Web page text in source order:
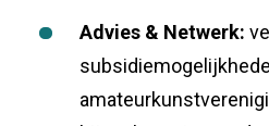
Advies & Netwerk: